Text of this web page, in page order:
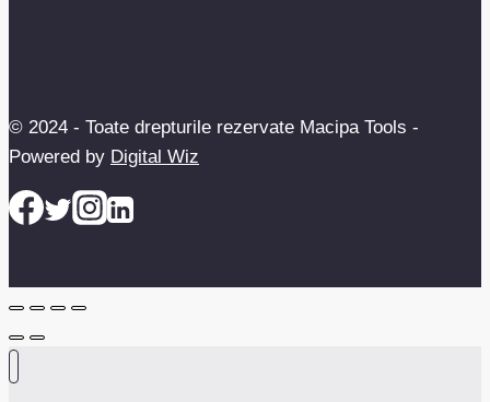
© 2024 - Toate drepturile rezervate Macipa Tools -
Powered by Digital Wiz